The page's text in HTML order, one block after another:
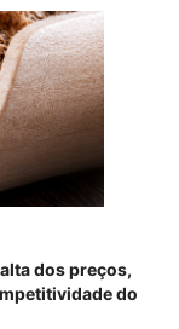
dos preços,
do